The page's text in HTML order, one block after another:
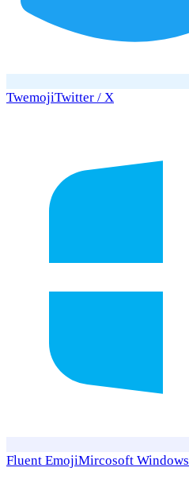
TwemojiTwitter / X
Fluent EmojiMircosoft Windows